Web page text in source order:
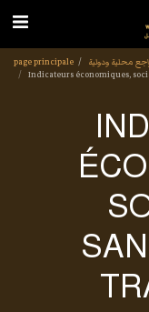
page principale
محلية ودولية
Indicateurs économiques,